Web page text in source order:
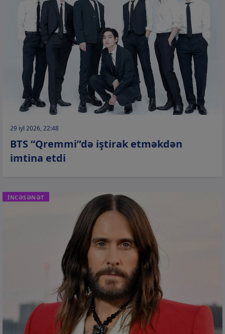
29 iyl 2026, 22:48
BTS “Qremmi”də iştirak etməkdən
imtina etdi
İNCƏSƏNƏT